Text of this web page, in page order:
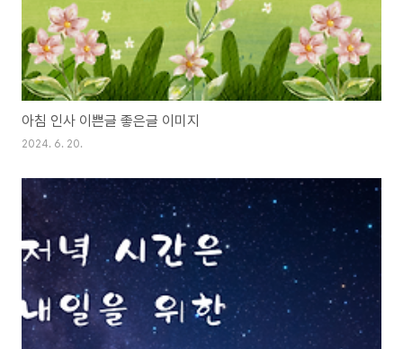
아침 인사 이쁜글 좋은글 이미지
2024. 6. 20.